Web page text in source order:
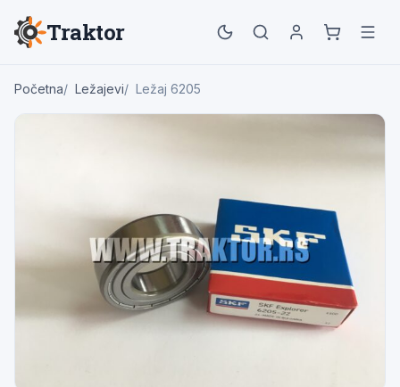
Traktor
Početna Ležajevi Ležaj 6205